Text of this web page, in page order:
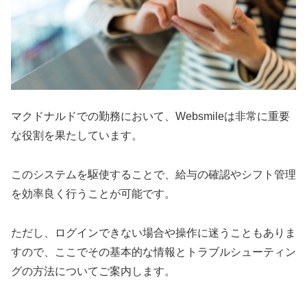
マクドナルドでの勤務において、Websmileは非常に重要
な役割を果たしています。
このシステムを駆使することで、給与の確認やシフト管理
を効率良く行うことが可能です。
ただし、ログインできない場合や操作に迷うこともありま
すので、ここでその基本的な情報とトラブルシューティン
グの方法についてご案内します。